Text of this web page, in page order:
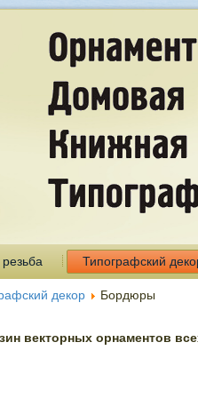
Типографский
декор Бордюры
векторных орнаментов